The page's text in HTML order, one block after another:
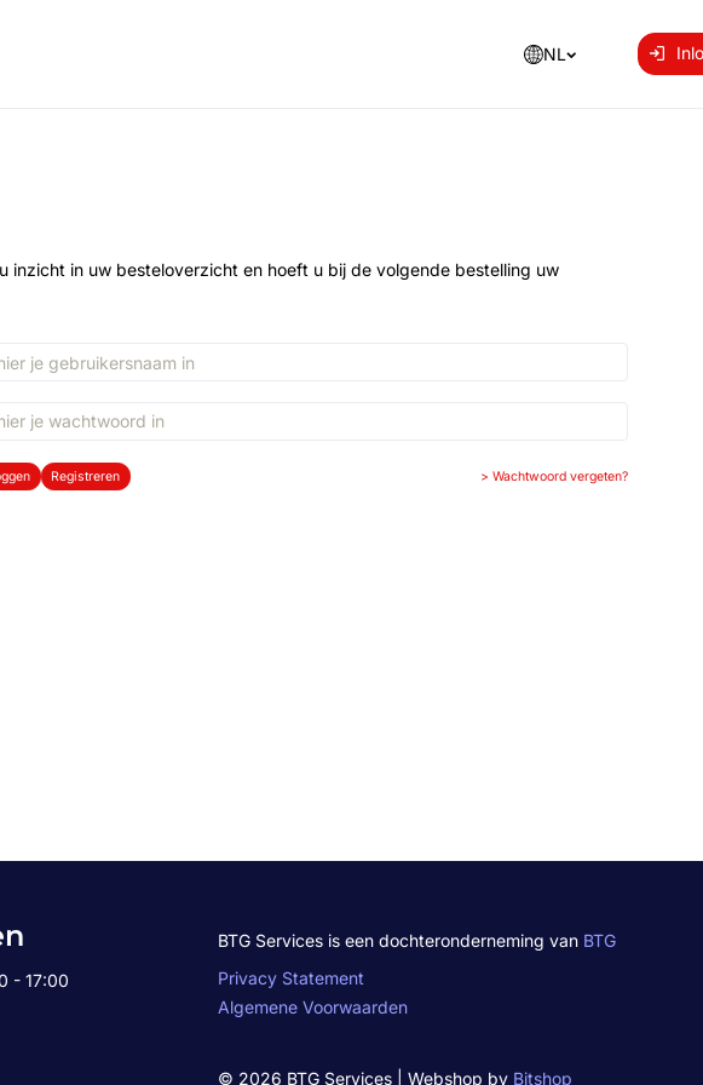
NL
inzicht in uw besteloverzicht en hoeft u bij de volgende bestelling uw
Registreren >Wachtwoord vergeten?
- 17:00
BTG Services is een dochteronderneming van BTG
Privacy Statement
Algemene Voorwaarden
© 2026 BTG Services | Webshop by Bitshop